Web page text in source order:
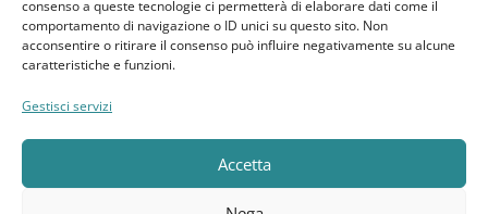
consenso a queste tecnologie ci permetterà di elaborare dati come il
comportamento di navigazione o ID unici su questo sito. Non
acconsentire o ritirare il consenso può influire negativamente su alcune
caratteristiche e funzioni.
Gestisci servizi
Accetta
Metodi di pagamento
Dettagli account
Lista dei desideri